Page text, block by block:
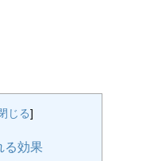
じる]
る効果